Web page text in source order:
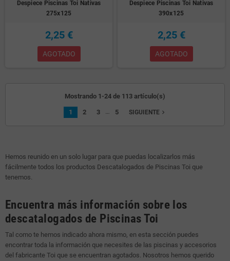
Despiece Piscinas Toi Nativas
275x125
2,25 €
AGOTADO
Despiece Piscinas Toi Nativas
390x125
2,25 €
AGOTADO
Mostrando 1-24 de 113 artículo(s)
1 2 3 … 5 SIGUIENTEnavigate_next
Hemos reunido en un solo lugar para que puedas localizarlos más
fácilmente todos los productos Descatalogados de Piscinas Toi que
tenemos.
Encuentra más información sobre los
descatalogados de Piscinas Toi
Tal como te hemos indicado ahora mismo, en esta sección puedes
encontrar toda la información que necesites de las piscinas y accesorios
del fabricante Toi que se encuentran agotados. Nosotros hemos querido